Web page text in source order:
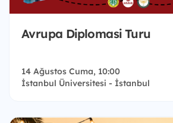
Avrupa Diplomasi Turu
14 Ağustos Cuma, 10:00
İstanbul Üniversitesi - İstanbul